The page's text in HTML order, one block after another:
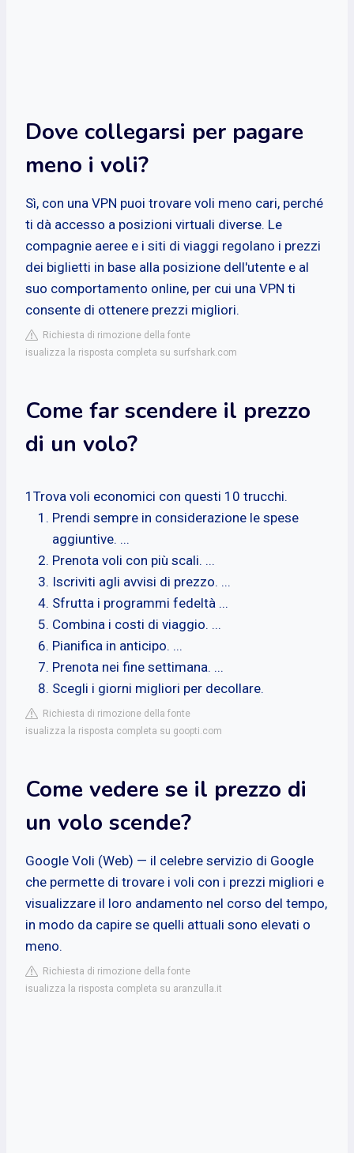
Dove collegarsi per pagare
meno i voli?
Sì, con una VPN puoi trovare voli meno cari, perché
ti dà accesso a posizioni virtuali diverse. Le
compagnie aeree e i siti di viaggi regolano i prezzi
dei biglietti in base alla posizione dell'utente e al
suo comportamento online, per cui una VPN ti
consente di ottenere prezzi migliori.
Richiesta di rimozione della fonte
isualizza la risposta completa su surfshark.com
Come far scendere il prezzo
di un volo?
1Trova voli economici con questi 10 trucchi.
Prendi sempre in considerazione le spese
aggiuntive. ...
Prenota voli con più scali. ...
Iscriviti agli avvisi di prezzo. ...
Sfrutta i programmi fedeltà ...
Combina i costi di viaggio. ...
Pianifica in anticipo. ...
Prenota nei fine settimana. ...
Scegli i giorni migliori per decollare.
Richiesta di rimozione della fonte
isualizza la risposta completa su goopti.com
Come vedere se il prezzo di
un volo scende?
Google Voli (Web) — il celebre servizio di Google
che permette di trovare i voli con i prezzi migliori e
visualizzare il loro andamento nel corso del tempo,
in modo da capire se quelli attuali sono elevati o
meno.
Richiesta di rimozione della fonte
isualizza la risposta completa su aranzulla.it